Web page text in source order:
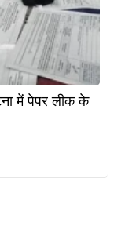
में पेपर लीक के